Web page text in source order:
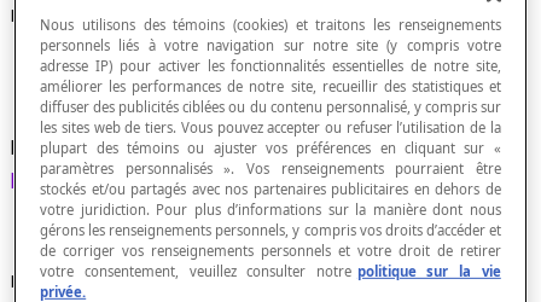
Perspective à deux points de fuite
Mode de représentation d'un solide selon une
projection centraleà deux points fixes.
Propriété
Nous utilisons des témoins (cookies) et traitons les renseignements
personnels liés à votre navigation sur notre site (y compris votre
adresse IP) pour activer les fonctionnalités essentielles de notre site,
améliorer les performances de notre site, recueillir des statistiques et
diffuser des publicités ciblées ou du contenu personnalisé, y compris sur
les sites web de tiers. Vous pouvez accepter ou refuser l’utilisation de la
plupart des témoins ou ajuster vos préférences en cliquant sur «
paramètres personnalisés ». Vos renseignements pourraient être
stockés et/ou partagés avec nos partenaires publicitaires en dehors de
votre juridiction. Pour plus d’informations sur la manière dont nous
gérons les renseignements personnels, y compris vos droits d’accéder et
de corriger vos renseignements personnels et votre droit de retirer
votre consentement, veuillez consulter notre politique sur la vie
privée.